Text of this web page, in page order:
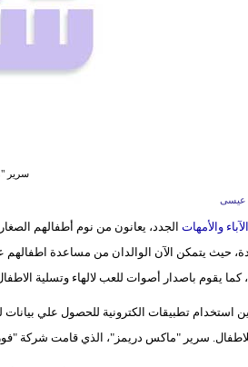
سرير
عيسى
الآباء والأمهاتالجدد، يعانون من نوم أطفالهم
حيث يتمكن الآن الوالدان من مساعدة اطفالهم
كما يقوم باصدار أصوات للعب لالهاء وتسلية
استخدام تطبيقات الكترونية للحصول علي
سرير "ماكس دريمز"، الذي قامت شركة